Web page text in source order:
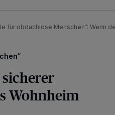
für obdachlose Menschen“: Wenn
Wohnheim